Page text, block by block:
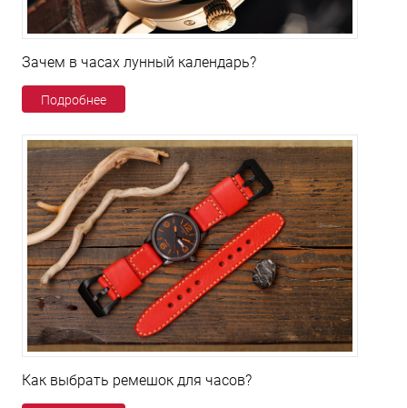
Зачем в часах лунный календарь?
Подробнее
Как выбрать ремешок для часов?